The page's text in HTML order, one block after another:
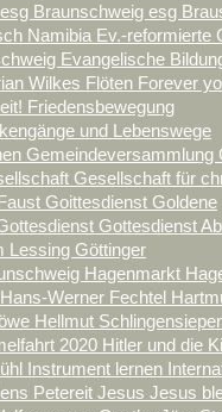
esg Braunschweig esg
Namibia Ev.-reformierte
Evangelische
Wilkes Flöten Forever
Friedensbewegung
und Lebenswege
Gemeindeversammlung
Gesellschaft für
Goittesdienst Goldene
Gottesdienst
Lessing Göttinger
Hagenmarkt
Hans-Werner Fechtel
Hellmut
2020 Hitler und die
Instrument lernen
Petereit Jesus Jesus